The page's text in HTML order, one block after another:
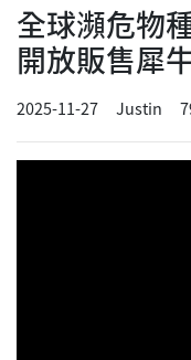
全球瀕危物
開放販售犀
2025-11-27 Justin